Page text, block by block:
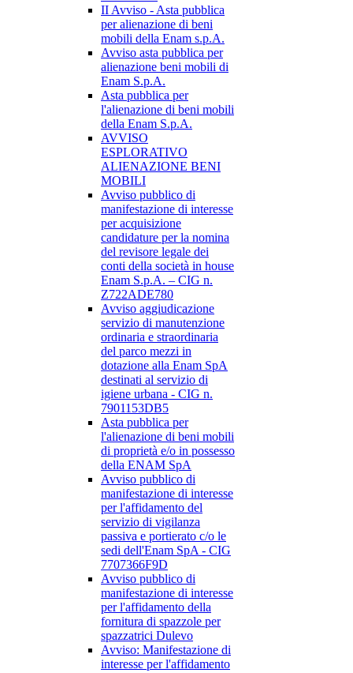
II Avviso - Asta pubblica
per alienazione di beni
mobili della Enam s.p.A.
Avviso asta pubblica per
alienazione beni mobili di
Enam S.p.A.
Asta pubblica per
l'alienazione di beni mobili
della Enam S.p.A.
AVVISO
ESPLORATIVO
ALIENAZIONE BENI
MOBILI
Avviso pubblico di
manifestazione di interesse
per acquisizione
candidature per la nomina
del revisore legale dei
conti della società in house
Enam S.p.A. – CIG n.
Z722ADE780
Avviso aggiudicazione
servizio di manutenzione
ordinaria e straordinaria
del parco mezzi in
dotazione alla Enam SpA
destinati al servizio di
igiene urbana - CIG n.
7901153DB5
Asta pubblica per
l'alienazione di beni mobili
di proprietà e/o in possesso
della ENAM SpA
Avviso pubblico di
manifestazione di interesse
per l'affidamento del
servizio di vigilanza
passiva e portierato c/o le
sedi dell'Enam SpA - CIG
7707366F9D
Avviso pubblico di
manifestazione di interesse
per l'affidamento della
fornitura di spazzole per
spazzatrici Dulevo
Avviso: Manifestazione di
interesse per l'affidamento